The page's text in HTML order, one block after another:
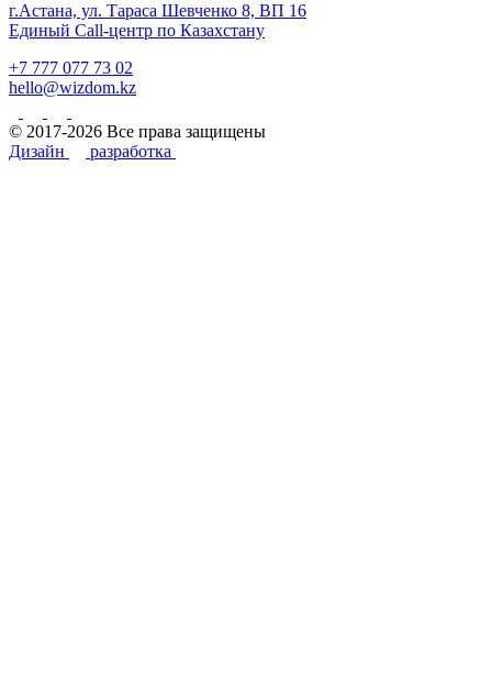
г.Астана, ул. Тараса Шевченко 8, ВП 16
Единый Call-центр по Казахстану
+7 777 077 73 02
hello@wizdom.kz
© 2017-2026 Все права защищены
Дизайн
разработка